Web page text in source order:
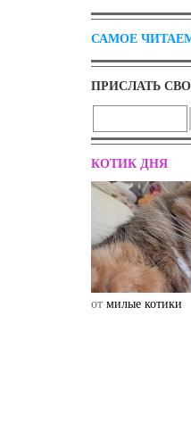
САМОЕ
ПРИСЛАТЬ
КОТИК ДНЯ
от милые котики